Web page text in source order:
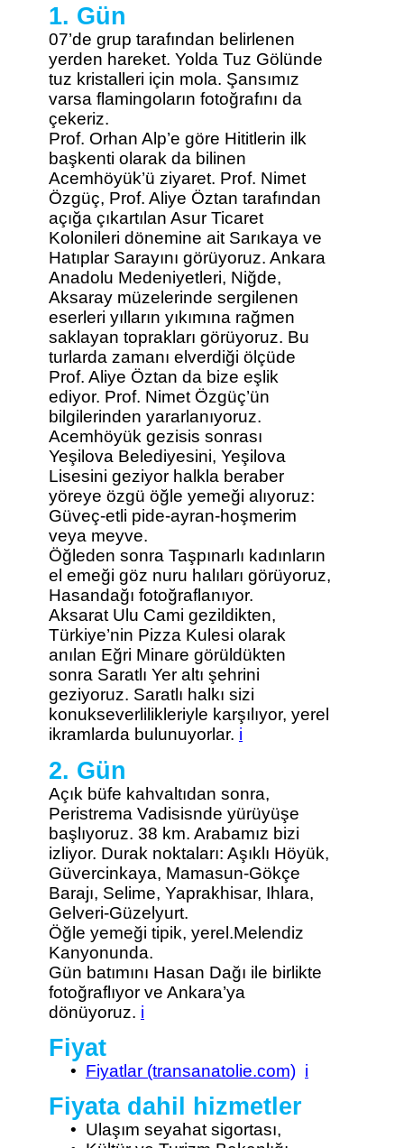
1. Gün
07’de grup tarafından belirlenen
yerden hareket. Yolda Tuz Gölünde
tuz kristalleri için mola. Şansımız
varsa flamingoların fotoğrafını da
çekeriz.
Prof. Orhan Alp’e göre Hititlerin ilk
başkenti olarak da bilinen
Acemhöyük’ü ziyaret. Prof. Nimet
Özgüç, Prof. Aliye Öztan tarafından
açığa çıkartılan Asur Ticaret
Kolonileri dönemine ait Sarıkaya ve
Hatıplar Sarayını görüyoruz. Ankara
Anadolu Medeniyetleri, Niğde,
Aksaray müzelerinde sergilenen
eserleri yılların yıkımına rağmen
saklayan toprakları görüyoruz. Bu
turlarda zamanı elverdiği ölçüde
Prof. Aliye Öztan da bize eşlik
ediyor. Prof. Nimet Özgüç’ün
bilgilerinden yararlanıyoruz.
Acemhöyük gezisis sonrası
Yeşilova Belediyesini, Yeşilova
Lisesini geziyor halkla beraber
yöreye özgü öğle yemeği alıyoruz:
Güveç-etli pide-ayran-hoşmerim
veya meyve.
Öğleden sonra Taşpınarlı kadınların
el emeği göz nuru halıları görüyoruz,
Hasandağı fotoğraflanıyor.
Aksarat Ulu Cami gezildikten,
Türkiye’nin Pizza Kulesi olarak
anılan Eğri Minare görüldükten
sonra Saratlı Yer altı şehrini
geziyoruz. Saratlı halkı sizi
konukseverlilikleriyle karşılıyor, yerel
ikramlarda bulunuyorlar. i
2. Gün
Açık büfe kahvaltıdan sonra,
Peristrema Vadisisnde yürüyüşe
başlıyoruz. 38 km. Arabamız bizi
izliyor. Durak noktaları: Aşıklı Höyük,
Güvercinkaya, Mamasun-Gökçe
Barajı, Selime, Yaprakhisar, Ihlara,
Gelveri-Güzelyurt.
Öğle yemeği tipik, yerel.Melendiz
Kanyonunda.
Gün batımını Hasan Dağı ile birlikte
fotoğraflıyor ve Ankara’ya
dönüyoruz. i
Fiyat
• Fiyatlar (transanatolie.com) i
Fiyata dahil hizmetler
• Ulaşım seyahat sigortası,